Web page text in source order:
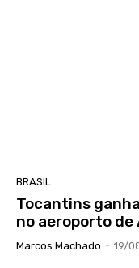
BRASIL
Tocantins
no aeroporto de
Marcos Machado - 19/